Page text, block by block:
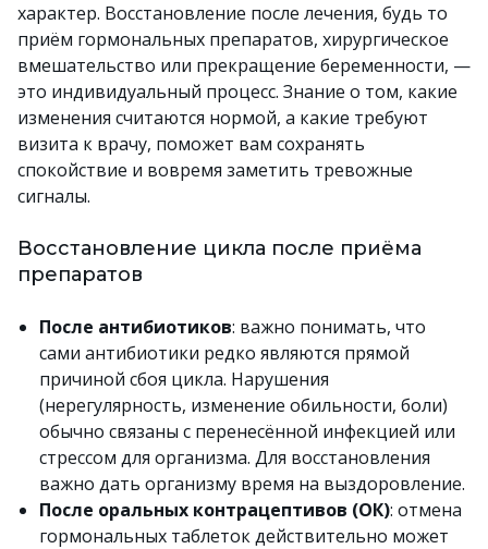
характер. Восстановление после лечения, будь то
приём гормональных препаратов, хирургическое
вмешательство или прекращение беременности, —
это индивидуальный процесс. Знание о том, какие
изменения считаются нормой, а какие требуют
визита к врачу, поможет вам сохранять
спокойствие и вовремя заметить тревожные
сигналы.
Восстановление цикла после приёма
препаратов
После антибиотиков: важно понимать, что
сами антибиотики редко являются прямой
причиной сбоя цикла. Нарушения
(нерегулярность, изменение обильности, боли)
обычно связаны с перенесённой инфекцией или
стрессом для организма. Для восстановления
важно дать организму время на выздоровление.
После оральных контрацептивов (ОК): отмена
гормональных таблеток действительно может